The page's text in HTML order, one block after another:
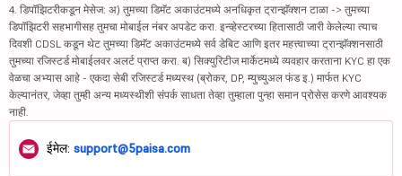
4. डिपॉझिटरीकडून मेसेज: अ) तुमच्या डिमॅट अकाउंटमध्ये अनधिकृत ट्रान्झॅक्शन टाळा -> तुमच्या
डिपॉझिटरी सहभागीसह तुमचा मोबाईल नंबर अपडेट करा. इन्व्हेस्टरच्या हितासाठी जारी केलेल्या त्याच
दिवशी CDSL कडून थेट तुमच्या डिमॅट अकाउंटमध्ये सर्व डेबिट आणि इतर महत्त्वाच्या ट्रान्झॅक्शनसाठी
तुमच्या रजिस्टर्ड मोबाईलवर अलर्ट प्राप्त करा. ब) सिक्युरिटीज मार्केटमध्ये व्यवहार करताना KYC हा एक
वेळचा अभ्यास आहे - एकदा सेबी रजिस्टर्ड मध्यस्थ (ब्रोकर, DP, म्युच्युअल फंड इ.) मार्फत KYC
केल्यानंतर, जेव्हा तुम्ही अन्य मध्यस्थीशी संपर्क साधता तेव्हा तुम्हाला पुन्हा समान प्रोसेस करणे आवश्यक
नाही.
ईमेल: support@5paisa.com